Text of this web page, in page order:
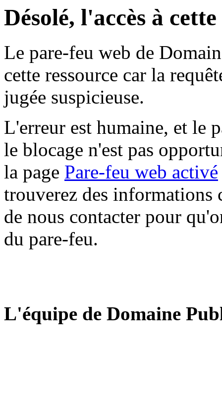
Désolé, l'accès à
Le pare-feu web de
cette ressource car la
jugée suspicieuse.
L'erreur est humaine, et le
le blocage n'est pas
la page Pare-feu web activé
trouverez des informations
de nous contacter pour
du pare-feu.
L'équipe de Domaine